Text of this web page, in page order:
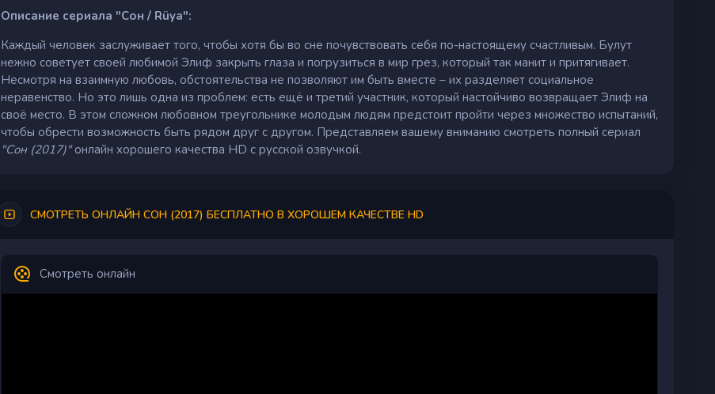
Описание сериала "Сон / Rüya":
Каждый человек заслуживает того, чтобы хотя бы во сне почувствовать себя по-настоящему счастливым. Булут
нежно советует своей любимой Элиф закрыть глаза и погрузиться в мир грез, который так манит и притягивает.
Несмотря на взаимную любовь, обстоятельства не позволяют им быть вместе – их разделяет социальное
неравенство. Но это лишь одна из проблем: есть ещё и третий участник, который настойчиво возвращает Элиф на
своё место. В этом сложном любовном треугольнике молодым людям предстоит пройти через множество испытаний,
чтобы обрести возможность быть рядом друг с другом. Представляем вашему вниманию смотреть полный сериал
"Сон (2017)"онлайн хорошего качества HD с русской озвучкой.
СМОТРЕТЬ ОНЛАЙН СОН (2017) БЕСПЛАТНО В ХОРОШЕМ КАЧЕСТВЕ HD
Смотреть онлайн